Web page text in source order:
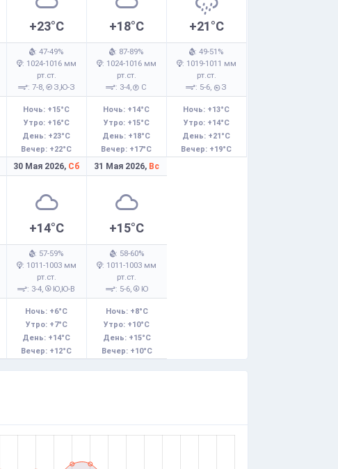
+23°C
: 47-49%
: 1024-1016 мм
рт.ст.
: 7-8,
З,Ю-З
Ночь: +15°C
Утро: +16°C
День: +23°C
Вечер: +22°C
+18°C
: 87-89%
: 1024-1016 мм
рт.ст.
: 3-4,
С
Ночь: +14°C
Утро: +15°C
День: +18°C
Вечер: +17°C
+21°C
: 49-51%
: 1019-1011 мм
рт.ст.
: 5-6,
З
Ночь: +13°C
Утро: +14°C
День: +21°C
Вечер: +19°C
30 Мая 2026, Сб
+14°C
: 57-59%
: 1011-1003 мм
рт.ст.
: 3-4, Ю,Ю-В
Ночь: +6°C
Утро: +7°C
День: +14°C
Вечер: +12°C
31 Мая 2026, Вс
+15°C
: 58-60%
: 1011-1003 мм
рт.ст.
: 5-6,
Ю
Ночь: +8°C
Утро: +10°C
День: +15°C
Вечер: +10°C